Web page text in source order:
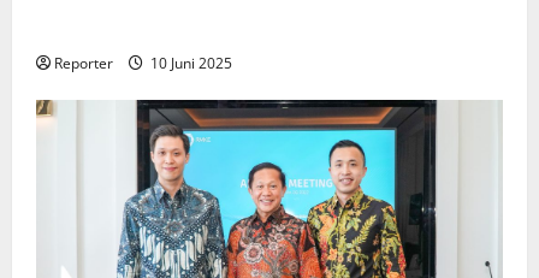
Reporter 10 Juni 2025